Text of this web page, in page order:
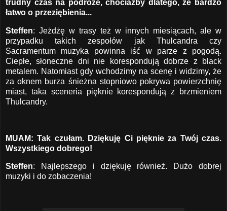
trudny czas na podróże, chociażby dlatego, że bardzo
łatwo o przeziębienia...
Steffen: Jeżdżę w trasy też w innych miesiącach, ale w
przypadku takich zespołów jak Thulcandra czy
Sacramentum muzyka powinna iść w parze z pogodą.
Ciepłe, słoneczne dni nie korespondują dobrze z black
metalem. Natomiast gdy wchodzimy na scenę i widzimy, że
za oknem burza śnieżna stopniowo pokrywa powierzchnię
miast, taka sceneria pięknie korespondują z brzmieniem
Thulcandry.
MUAM: Tak czułam. Dziękuję Ci pięknie za Twój czas.
Wszystkiego dobrego!
Steffen: Najlepszego i dziękuję również. Dużo dobrej
muzyki i do zobaczenia!